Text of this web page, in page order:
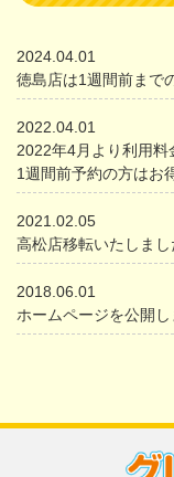
2024.04.01
徳島店は1週間前まで
2022.04.01
2022年4月より利用料
1週間前予約の方はお
2021.02.05
高松店移転いたしまし
2018.06.01
ホームページを公開し